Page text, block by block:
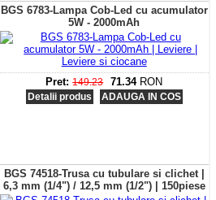
BGS 6783-Lampa Cob-Led cu acumulator
5W - 2000mAh
Pret: 149.23 71.34 RON
Detalii produs ADAUGA IN COS
BGS 74518-Trusa cu tubulare si clichet |
6,3 mm (1/4") / 12,5 mm (1/2") | 150piese